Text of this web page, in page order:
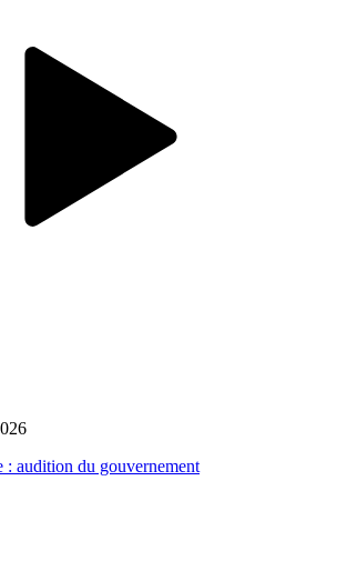
: audition du gouvernement